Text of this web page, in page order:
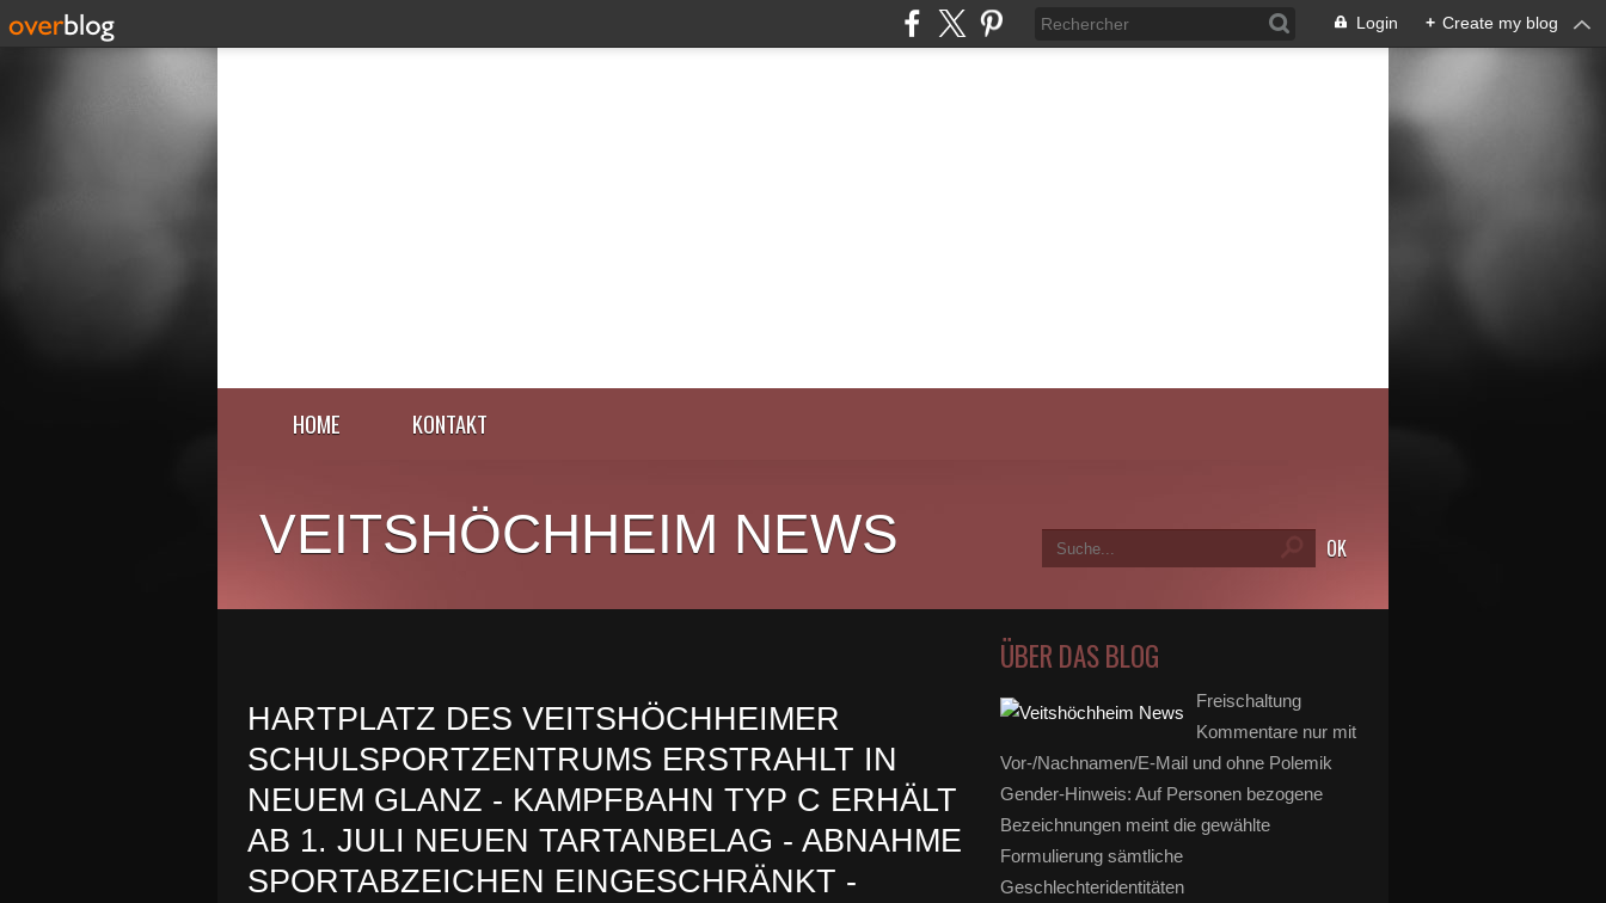
Login + Create my blog
HOME KONTAKT
VEITSHÖCHHEIM NEWS
HARTPLATZ DES VEITSHÖCHHEIMER
SCHULSPORTZENTRUMS ERSTRAHLT IN
NEUEM GLANZ - KAMPFBAHN TYP C ERHÄLT
AB 1. JULI NEUEN TARTANBELAG - ABNAHME
SPORTABZEICHEN EINGESCHRÄNKT -
ÜBER DAS BLOG
Freischaltung
Kommentare nur mit
Vor-/Nachnamen/E-Mail und ohne Polemik
Gender-Hinweis: Auf Personen bezogene
Bezeichnungen meint die gewählte
Formulierung sämtliche
Geschlechteridentitäten